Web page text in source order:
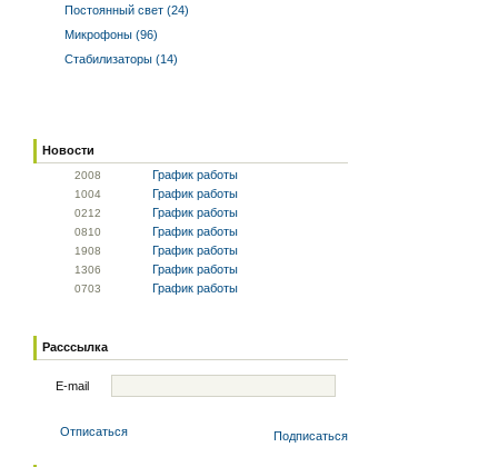
Постоянный свет (24)
Микрофоны (96)
Стабилизаторы (14)
Новости
2008 График работы
1004 График работы
0212 График работы
0810 График работы
1908 График работы
1306 График работы
0703 График работы
Расссылка
E-mail
Отписаться Подписаться